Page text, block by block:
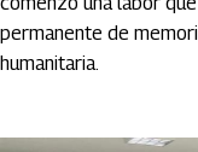
permanente de
humanitaria.